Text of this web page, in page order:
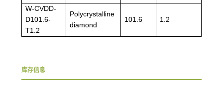
W-CVDD-
D101.6-
T1.2
Polycrystalline
diamond
101.6 1.2
库存信息